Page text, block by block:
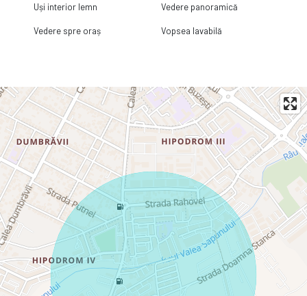
Uși interior lemn Vedere panoramică
Vedere spre oraș Vopsea lavabilă